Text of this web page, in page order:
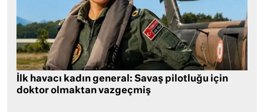
İlk havacı kadın general: Savaş pilotluğu için
doktor olmaktan vazgeçmiş